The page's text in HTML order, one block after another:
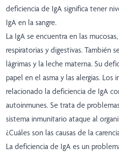
deficiencia de IgA significa tener
IgA en la sangre.
La IgA se encuentra en las
respiratorias y digestivas. También
lágrimas y la leche materna. Su
papel en el asma y las alergias. Los
relacionado la deficiencia de IgA
autoinmunes. Se trata de
sistema inmunitario ataque al
¿Cuáles son las causas de la
La deficiencia de IgA es un